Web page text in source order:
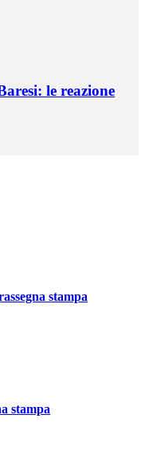
le reazione
stampa
stampa